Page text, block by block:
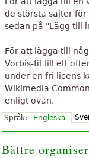
de största sajter för
sedan på "Lägg till
För att lägga till
Vorbis-fil till ett
under en fri licens
Wikimedia
enligt ovan.
Språk: Engleska
Bättre